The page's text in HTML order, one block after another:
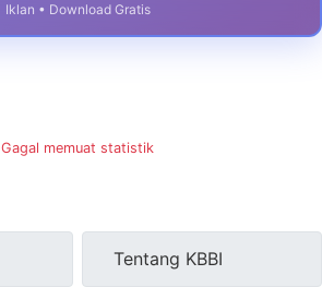
Iklan • Download Gratis
Gagal memuat statistik
Tentang KBBI